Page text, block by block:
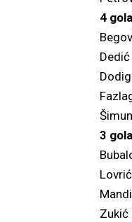
4 gola
Dedić
3 gola
Zukić